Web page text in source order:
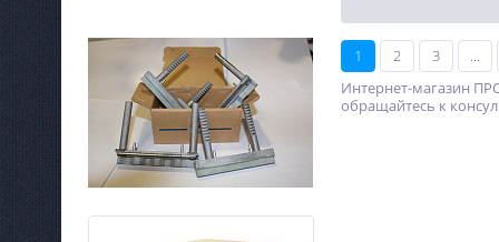
1 2 3 ...
Интернет-магазин
обращайтесь к